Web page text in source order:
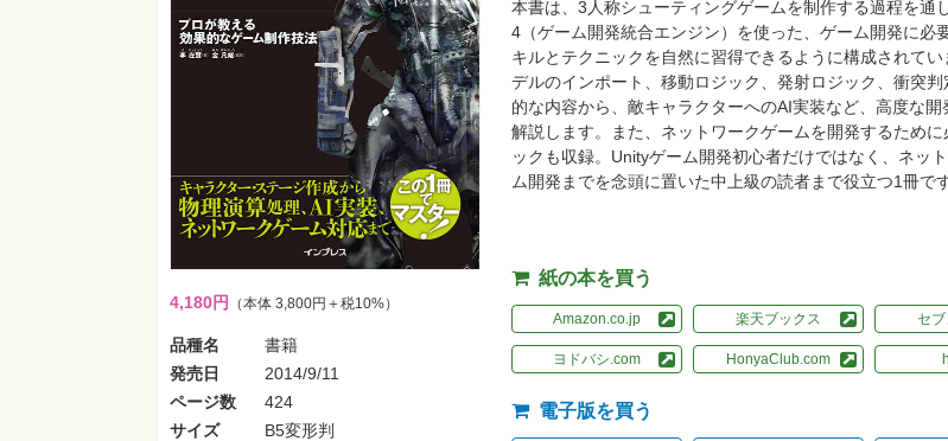
4,180円 （本体 3,800円＋税10%）
品種名
書籍
発売日
2014/9/11
ページ数
424
サイズ
B5変形判
本書は、3人称シューティングゲームを制作する過程を通
4（ゲーム開発統合エンジン）を使った、ゲーム開発に必
キルとテクニックを自然に習得できるように構成されてい
デルのインポート、移動ロジック、発射ロジック、衝突判
的な内容から、敵キャラクターへのAI実装など、高度な開
解説します。また、ネットワークゲームを開発するために
ックも収録。Unityゲーム開発初心者だけではなく、ネッ
ム開発までを念頭に置いた中上級の読者まで役立つ1冊です
紙の本を買う
Amazon.co.jp 楽天ブックス セブ
ヨドバシ.com HonyaClub.com
電子版を買う